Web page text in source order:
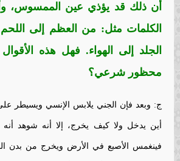
أن ذلك قد يؤذي عين الممسوس،
الكلمات مثل: من العظم إلى
الجلد إلى الهواء. فهل هذه
محظور شرعي؟
ج: وبعد فإن الجني يلابس الإنسي ويسيطر
أين يدخل ولا كيف يخرج، إلا أنه شوهد
فينغمس الأصبع في الأرض ويخرج من بدن